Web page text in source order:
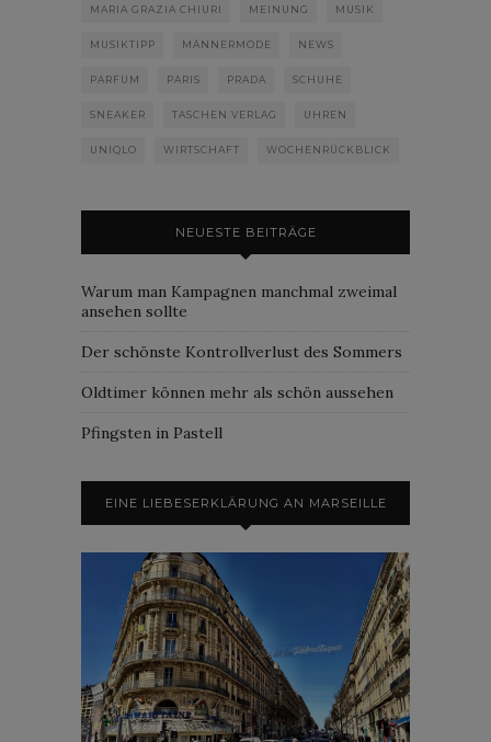
MARIA GRAZIA CHIURI MEINUNG MUSIK
MUSIKTIPP MÄNNERMODE NEWS
PARFUM PARIS PRADA SCHUHE
SNEAKER TASCHEN VERLAG UHREN
UNIQLO WIRTSCHAFT WOCHENRÜCKBLICK
NEUESTE BEITRÄGE
Warum man Kampagnen manchmal zweimal
ansehen sollte
Der schönste Kontrollverlust des Sommers
Oldtimer können mehr als schön aussehen
Pfingsten in Pastell
EINE LIEBESERKLÄRUNG AN MARSEILLE